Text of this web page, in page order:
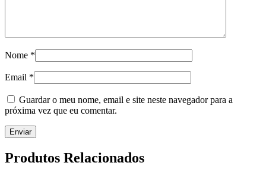
Nome *
Email *
Guardar o meu nome, email e site neste navegador para a
próxima vez que eu comentar.
Produtos Relacionados